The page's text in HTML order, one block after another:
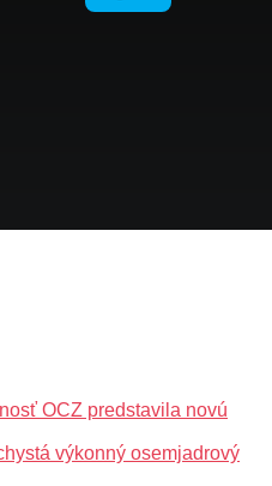
OCZ predstavila novú
výkonný osemjadrový